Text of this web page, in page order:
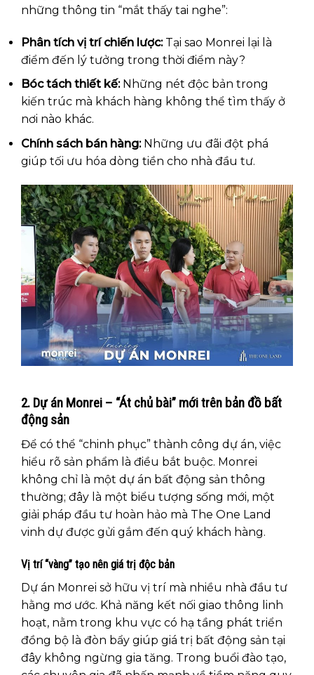
những thông tin “mắt thấy tai nghe”:
Phân tích vị trí chiến lược:Tại sao Monrei lại là
điểm đến lý tưởng trong thời điểm này?
Bóc tách thiết kế:Những nét độc bản trong
kiến trúc mà khách hàng không thể tìm thấy ở
nơi nào khác.
Chính sách bán hàng:Những ưu đãi đột phá
giúp tối ưu hóa dòng tiền cho nhà đầu tư.
2. Dự án Monrei – “Át chủ bài” mới trên bản đồ bất
động sản
Để có thể “chinh phục” thành công dự án, việc
hiểu rõ sản phẩm là điều bắt buộc. Monrei
không chỉ là một dự án bất động sản thông
thường; đây là một biểu tượng sống mới, một
giải pháp đầu tư hoàn hảo mà The One Land
vinh dự được gửi gắm đến quý khách hàng.
Vị trí “vàng” tạo nên giá trị độc bản
Dự án Monrei sở hữu vị trí mà nhiều nhà đầu tư
hằng mơ ước. Khả năng kết nối giao thông linh
hoạt, nằm trong khu vực có hạ tầng phát triển
đồng bộ là đòn bẩy giúp giá trị bất động sản tại
đây không ngừng gia tăng. Trong buổi đào tạo,